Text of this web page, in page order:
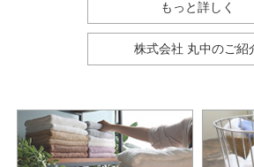
もっと詳しく
株式会社 丸中のご紹